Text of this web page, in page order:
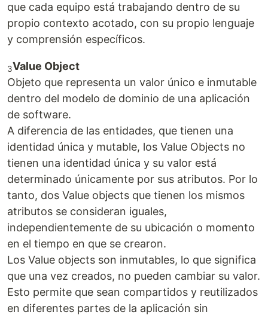
que cada equipo está trabajando dentro de su
propio contexto acotado, con su propio lenguaje
y comprensión específicos.
3Value Object
Objeto que representa un valor único e inmutable
dentro del modelo de dominio de una aplicación
de software.
A diferencia de las entidades, que tienen una
identidad única y mutable, los Value Objects no
tienen una identidad única y su valor está
determinado únicamente por sus atributos. Por lo
tanto, dos Value objects que tienen los mismos
atributos se consideran iguales,
independientemente de su ubicación o momento
en el tiempo en que se crearon.
Los Value objects son inmutables, lo que significa
que una vez creados, no pueden cambiar su valor.
Esto permite que sean compartidos y reutilizados
en diferentes partes de la aplicación sin